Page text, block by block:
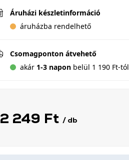
Áruházi készletinformáció
áruházba rendelhető
Csomagponton átvehető
akár 1-3 napon belül 1 190 Ft-tól
2 249 Ft / db